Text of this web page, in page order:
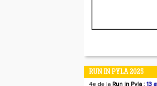
RUN IN PYLA 2025
4e de la Run in Pyla : 13